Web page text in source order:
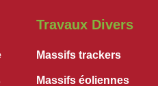
Travaux Divers
Massifs trackers
Massifs éoliennes